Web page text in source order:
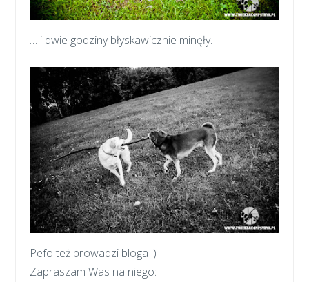
… i dwie godziny błyskawicznie minęły.
Pefo też prowadzi bloga :)
Zapraszam Was na niego: